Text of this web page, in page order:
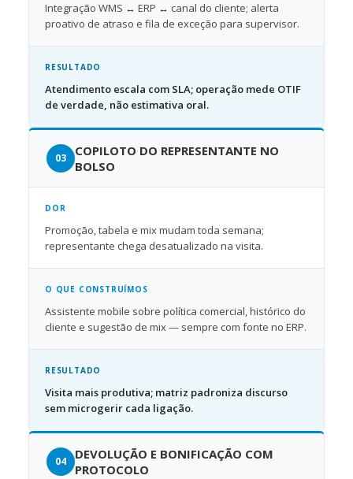
Integração WMS ↔ ERP ↔ canal do cliente; alerta
proativo de atraso e fila de exceção para supervisor.
RESULTADO
Atendimento escala com SLA; operação mede OTIF
de verdade, não estimativa oral.
COPILOTO DO REPRESENTANTE NO
BOLSO
DOR
Promoção, tabela e mix mudam toda semana;
representante chega desatualizado na visita.
O QUE CONSTRUÍMOS
Assistente mobile sobre política comercial, histórico do
cliente e sugestão de mix — sempre com fonte no ERP.
RESULTADO
Visita mais produtiva; matriz padroniza discurso
sem microgerir cada ligação.
DEVOLUÇÃO E BONIFICAÇÃO COM
PROTOCOLO